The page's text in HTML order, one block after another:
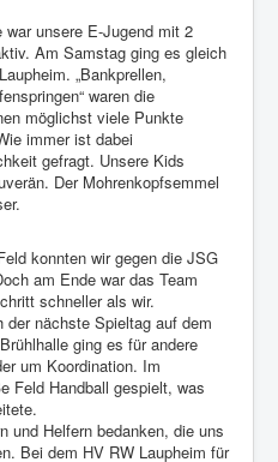
unsere E-Jugend mit 2
Am Samstag ging es gleich
„Bankprellen,
waren die
möglichst viele Punkte
immer ist dabei
gefragt. Unsere Kids
Der Mohrenkopfsemmel
konnten wir gegen die JSG
am Ende war das Team
schneller als wir.
nächste Spieltag auf dem
ging es für andere
um Koordination. Im
Feld Handball gespielt, was
und Helfern bedanken, die uns
Bei dem HV RW Laupheim für